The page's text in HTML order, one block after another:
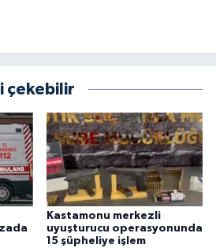
çekebilir
Kastamonu merkezli
uyuşturucu operasyonunda
15 şüpheliye işlem